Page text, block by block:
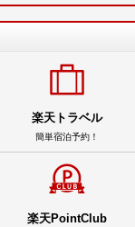
楽天トラベル
簡単宿泊予約！
楽天PointClub